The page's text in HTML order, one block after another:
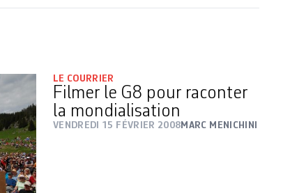
LE COURRIER
Filmer le G8 pour raconter
la mondialisation
VENDREDI 15 FÉVRIER 2008 MARC MENICHINI